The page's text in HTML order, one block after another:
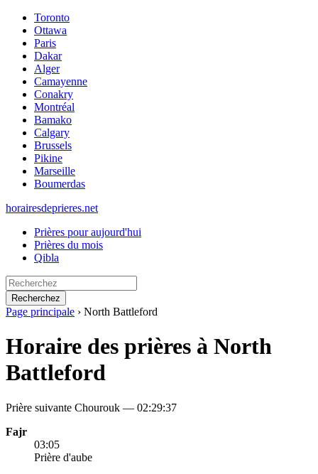
Toronto
Ottawa
Paris
Dakar
Alger
Camayenne
Conakry
Montréal
Bamako
Calgary
Brussels
Pikine
Marseille
Boumerdas
horairesdeprieres.net
Prières pour aujourd'hui
Prières du mois
Qibla
Recherchez
Page principale › North Battleford
Horaire des prières à North
Battleford
Prière suivante Chourouk — 02:29:37
Fajr
03:05
Prière d'aube